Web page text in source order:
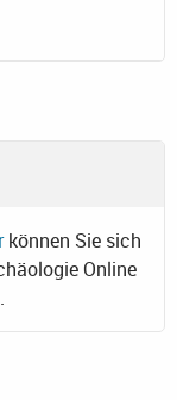
können Sie sich
Online